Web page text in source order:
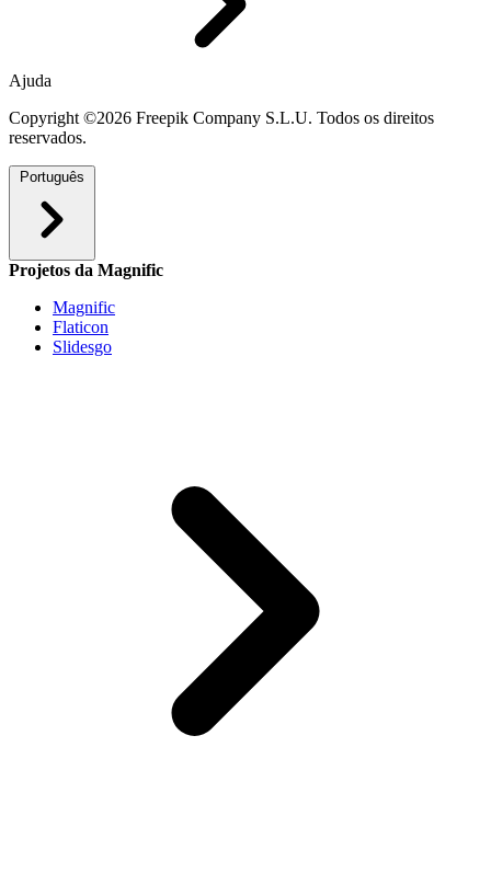
Ajuda
Copyright ©2026 Freepik Company S.L.U. Todos os direitos
reservados.
Português
Projetos da Magnific
Magnific
Flaticon
Slidesgo